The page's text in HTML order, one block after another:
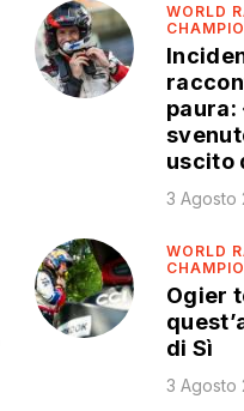
WORLD
paura:
uscito
3 Agosto
WORLD
Ogier
di Sì
3 Agosto